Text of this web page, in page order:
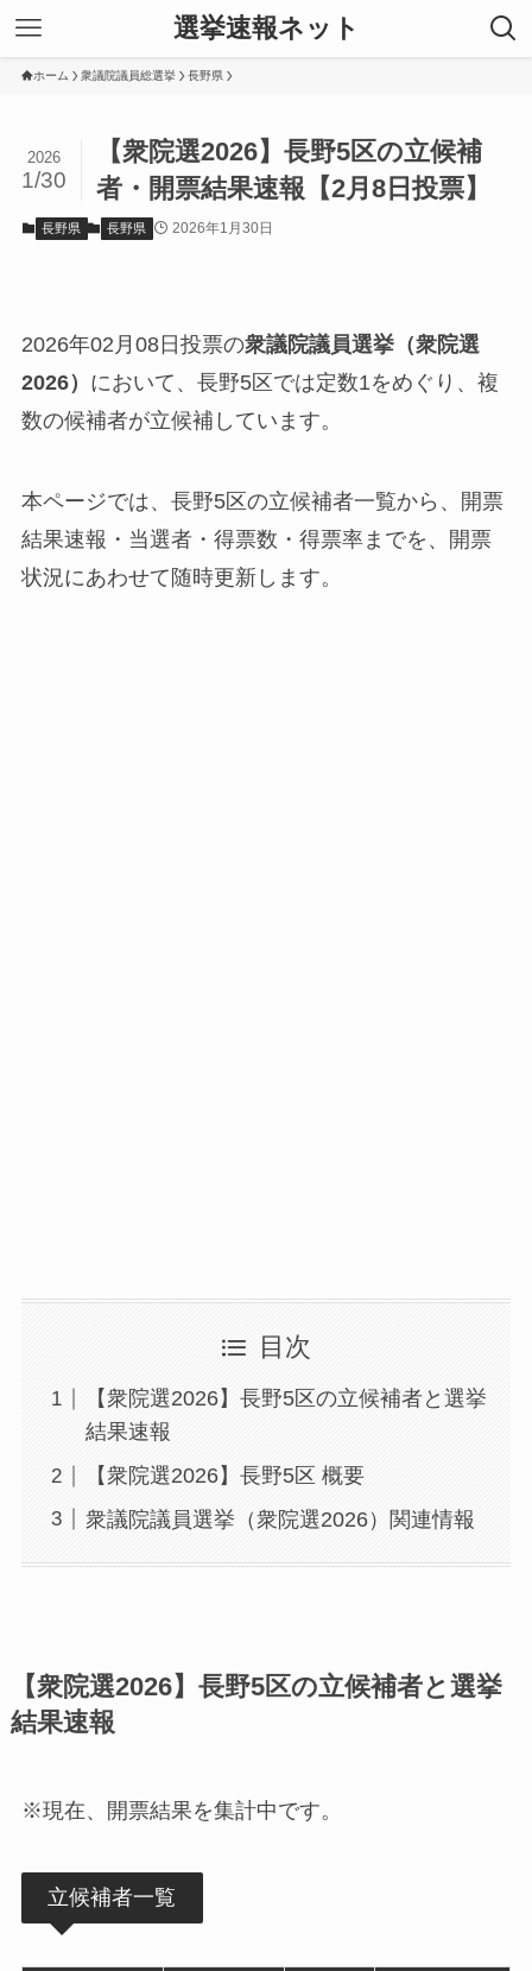
選挙速報ネット
ホーム 衆議院議員総選挙 長野県
【衆院選2026】長野5区の立候補
者・開票結果速報【2月8日投票】
2026
1/30
長野県 長野県 2026年1月30日
2026年02月08日投票の衆議院議員選挙（衆院選
2026） において、長野5区では定数1をめぐり、複
数の候補者が立候補しています。
本ページでは、長野5区の立候補者一覧から、開票
結果速報・当選者・得票数・得票率までを、開票
状況にあわせて随時更新します。
目次
【衆院選2026】長野5区の立候補者と選挙
結果速報
【衆院選2026】長野5区 概要
衆議院議員選挙（衆院選2026）関連情報
【衆院選2026】長野5区の立候補者と選挙
結果速報
※現在、開票結果を集計中です。
立候補者一覧